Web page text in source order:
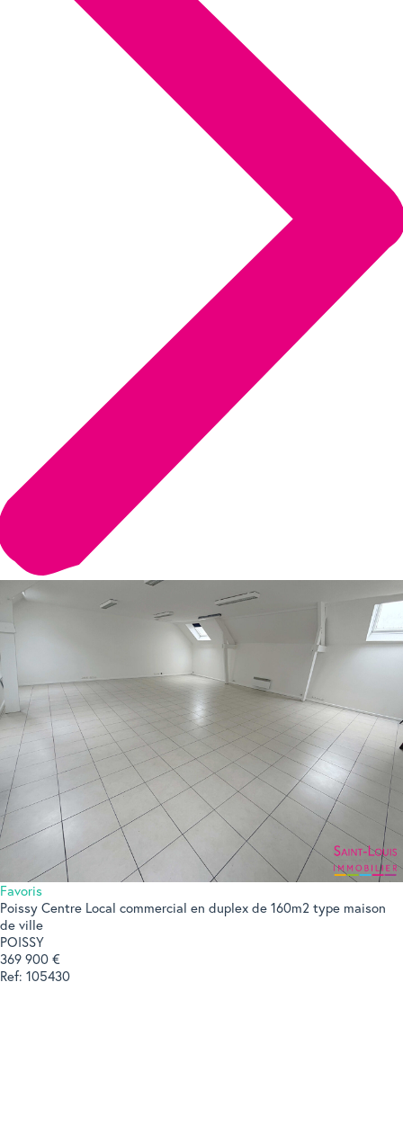
Favoris
Poissy Centre Local commercial en duplex de 160m2 type maison
de ville
POISSY
369 900 €
Ref: 105430